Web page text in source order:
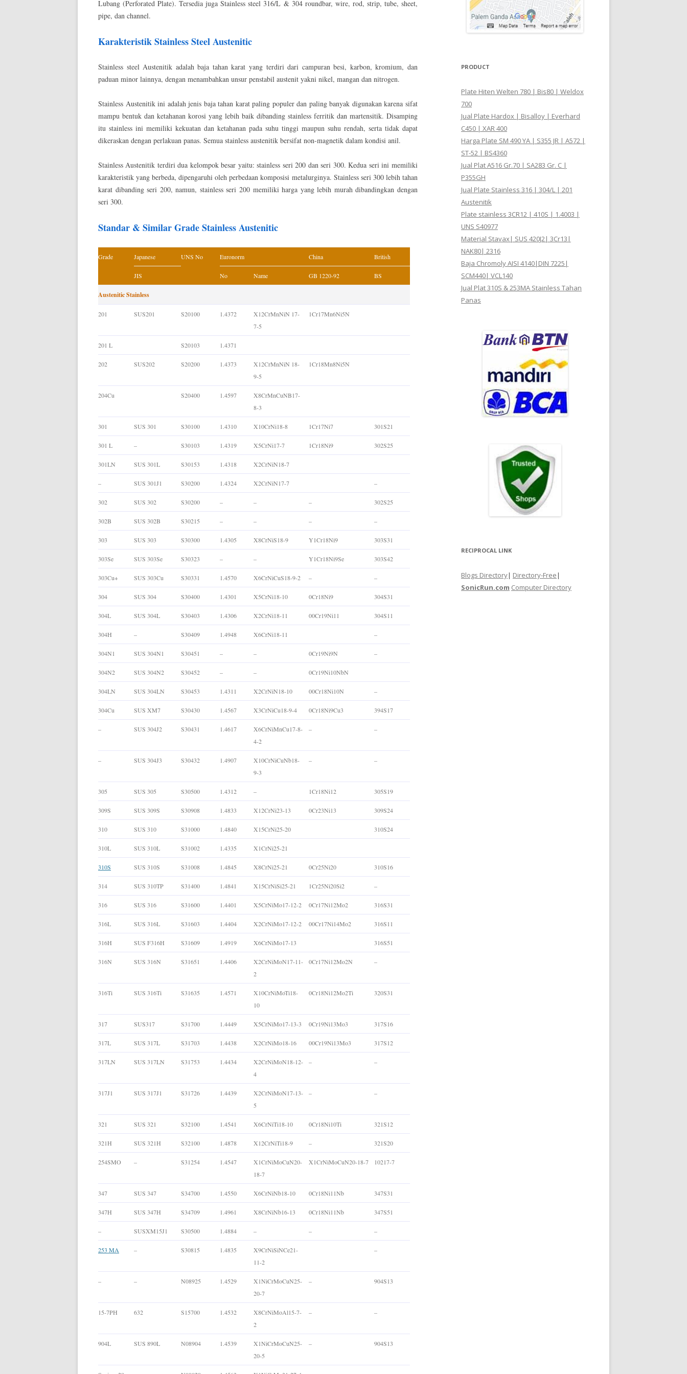
Lubang (Perforated Plate). Tersedia juga Stainless steel 316/L & 304 roundbar, wire, rod, strip, tube, sheet,
pipe, dan channel.
Karakteristik Stainless Steel Austenitic
Stainless steel Austenitik adalah baja tahan karat yang terdiri dari campuran besi, karbon, kromium, dan
paduan minor lainnya, dengan menambahkan unsur penstabil austenit yakni nikel, mangan dan nitrogen.
Stainless Austenitik ini adalah jenis baja tahan karat paling populer dan paling banyak digunakan karena sifat
mampu bentuk dan ketahanan korosi yang lebih baik dibanding stainless ferritik dan martensitik. Disamping
itu stainless ini memiliki kekuatan dan ketahanan pada suhu tinggi maupun suhu rendah, serta tidak dapat
dikeraskan dengan perlakuan panas. Semua stainless austenitik bersifat non-magnetik dalam kondisi anil.
Stainless Austenitik terdiri dua kelompok besar yaitu: stainless seri 200 dan seri 300. Kedua seri ini memiliki
karakteristik yang berbeda, dipengaruhi oleh perbedaan komposisi metalurginya. Stainless seri 300 lebih tahan
karat dibanding seri 200, namun, stainless seri 200 memiliki harga yang lebih murah dibandingkan dengan
seri 300.
Standar & Similar Grade Stainless Austenitic
Grade Japanese UNS No Euronorm China British
JIS No Name GB 1220-92 BS
Austenitic Stainless
201 SUS201 S20100 1.4372
X12CrMnNiN 17-
7-5
1Cr17Mn6Ni5N
201 L S20103 1.4371
202 SUS202 S20200 1.4373
X12CrMnNiN 18-
9-5
1Cr18Mn8Ni5N
204Cu S20400 1.4597
X8CrMnCuNB17-
8-3
301 SUS 301 S30100 1.4310 X10CrNi18-8 1Cr17Ni7 301S21
301 L – S30103 1.4319 X5CrNi17-7 1Cr18Ni9 302S25
301LN SUS 301L S30153 1.4318 X2CrNiN18-7
– SUS 301J1 S30200 1.4324 X2CrNiN17-7 –
302 SUS 302 S30200 – – – 302S25
302B SUS 302B S30215 – – – –
303 SUS 303 S30300 1.4305 X8CrNiS18-9 Y1Cr18Ni9 303S31
303Se SUS 303Se S30323 – – Y1Cr18Ni9Se 303S42
303Cu+ SUS 303Cu S30331 1.4570 X6CrNiCuS18-9-2 – –
304 SUS 304 S30400 1.4301 X5CrNi18-10 0Cr18Ni9 304S31
304L SUS 304L S30403 1.4306 X2CrNi18-11 00Cr19Ni11 304S11
304H – S30409 1.4948 X6CrNi18-11 –
304N1 SUS 304N1 S30451 – – 0Cr19Ni9N –
304N2 SUS 304N2 S30452 – – 0Cr19Ni10NbN
304LN SUS 304LN S30453 1.4311 X2CrNiN18-10 00Cr18Ni10N –
304Cu SUS XM7 S30430 1.4567 X3CrNiCu18-9-4 0Cr18Ni9Cu3 394S17
– SUS 304J2 S30431 1.4617
X6CrNiMnCu17-8-
4-2
– –
– SUS 304J3 S30432 1.4907
X10CrNiCuNb18-
9-3
– –
305 SUS 305 S30500 1.4312 – 1Cr18Ni12 305S19
309S SUS 309S S30908 1.4833 X12CrNi23-13 0Cr23Ni13 309S24
310 SUS 310 S31000 1.4840 X15CrNi25-20 310S24
310L SUS 310L S31002 1.4335 X1CrNi25-21
310S SUS 310S S31008 1.4845 X8CrNi25-21 0Cr25Ni20 310S16
314 SUS 310TP S31400 1.4841 X15CrNiSi25-21 1Cr25Ni20Si2 –
316 SUS 316 S31600 1.4401 X5CrNiMo17-12-2 0Cr17Ni12Mo2 316S31
316L SUS 316L S31603 1.4404 X2CrNiMo17-12-2 00Cr17Ni14Mo2 316S11
316H SUS F316H S31609 1.4919 X6CrNiMo17-13 316S51
316N SUS 316N S31651 1.4406
X2CrNiMoN17-11-
2
0Cr17Ni12Mo2N –
316Ti SUS 316Ti S31635 1.4571
X10CrNiMoTi18-
10
0Cr18Ni12Mo2Ti 320S31
317 SUS317 S31700 1.4449 X5CrNiMo17-13-3 0Cr19Ni13Mo3 317S16
317L SUS 317L S31703 1.4438 X2CrNiMo18-16 00Cr19Ni13Mo3 317S12
317LN SUS 317LN S31753 1.4434
X2CrNiMoN18-12-
4
– –
317J1 SUS 317J1 S31726 1.4439
X2CrNiMoN17-13-
5
– –
321 SUS 321 S32100 1.4541 X6CrNiTi18-10 0Cr18Ni10Ti 321S12
321H SUS 321H S32100 1.4878 X12CrNiTi18-9 – 321S20
254SMO – S31254 1.4547
X1CrNiMoCuN20-
18-7
X1CrNiMoCuN20-18-7 10217-7
347 SUS 347 S34700 1.4550 X6CrNiNb18-10 0Cr18Ni11Nb 347S31
347H SUS 347H S34709 1.4961 X8CrNiNb16-13 0Cr18Ni11Nb 347S51
– SUSXM15J1 S30500 1.4884 – – –
253 MA – S30815 1.4835
X9CrNiSiNCe21-
11-2
–
– – N08925 1.4529
X1NiCrMoCuN25-
20-7
– 904S13
15-7PH 632 S15700 1.4532
X8CrNiMoAl15-7-
2
– –
904L SUS 890L N08904 1.4539
X1NiCrMoCuN25-
20-5
– 904S13
PRODUCT
Plate Hiten Welten 780 | Bis80 | Weldox
700
Jual Plate Hardox | Bisalloy | Everhard
C450 | XAR 400
Harga Plate SM 490 YA | S355 JR | A572 |
ST-52 | BS4360
Jual Plat A516 Gr.70 | SA283 Gr. C |
P355GH
Jual Plate Stainless 316 | 304/L | 201
Austenitik
Plate stainless 3CR12 | 410S | 1.4003 |
UNS S40977
Material Stavax| SUS 420J2| 3Cr13|
NAK80| 2316
Baja Chromoly AISI 4140|DIN 7225|
SCM440| VCL140
Jual Plat 310S & 253MA Stainless Tahan
Panas
RECIPROCAL LINK
Blogs Directory| Directory-Free|
SonicRun.com Computer Directory